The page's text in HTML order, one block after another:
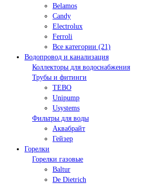
Belamos
Candy
Electrolux
Ferroli
Все категории (21)
Водопровод и канализация
Коллекторы для водоснабжения
Трубы и фитинги
TEBO
Unipump
Usystems
Фильтры для воды
Аквабрайт
Гейзер
Горелки
Горелки газовые
Baltur
De Dietrich